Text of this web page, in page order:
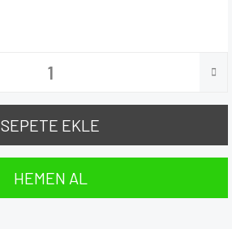
SEPETE EKLE
HEMEN AL